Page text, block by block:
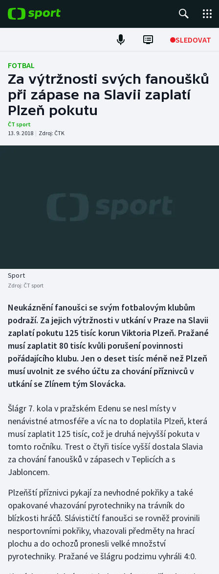
SLEDOVAT
Fotbal
Hokej
Tenis
Atletika
Biatlon
Box
Curling
Dostihy
Futsal
Golf
Gymnastika
Jezdectví
Judo
Krasobruslení
Aplikace ČT sport
FOTBAL
Za výtržnosti svých fanoušků
při zápase na Slavii zaplatí
Plzeň pokutu
ČT sport
13. 9. 2018 | Zdroj: ČTK
Sport
Zdroj: ČT sport
Neukáznění fanoušci se svým fotbalovým klubům
podraží. Za jejich výtržnosti v utkání v Praze na Slavii
zaplatí pokutu 125 tisíc korun Viktoria Plzeň. Pražané
musí zaplatit 80 tisíc kvůli porušení povinnosti
pořádajícího klubu. Jen o deset tisíc méně než Plzeň
musí uvolnit ze svého účtu za chování příznivců v
utkání se Zlínem tým Slovácka.
Šlágr 7. kola v pražském Edenu se nesl místy v
nenávistné atmosféře a víc na to doplatila Plzeň, která
musí zaplatit 125 tisíc, což je druhá nejvyšší pokuta v
tomto ročníku. Trest o čtyři tisíce vyšší dostala Slavia
za chování fanoušků v zápasech v Teplicích a s
Jabloncem.
Plzeňští příznivci pykají za nevhodné pokřiky a také
opakované vhazování pyrotechniky na trávník do
blízkosti hráčů. Slávističtí fanoušci se rovněž provinili
nesportovními pokřiky, vhazovali předměty na hrací
plochu a do ochozů pronesli velké množství
pyrotechniky. Pražané ve šlágru podzimu vyhráli 4:0.